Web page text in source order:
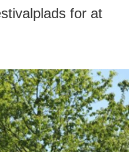
for at